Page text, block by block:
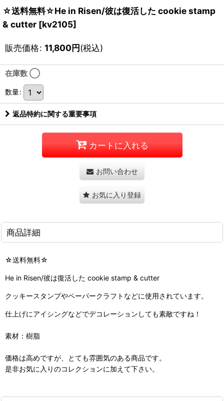
☆送料無料☆He in Risen/彼は復活した cookie stamp
& cutter [kv2105]
販売価格: 11,800円(税込)
在庫数 ◯
数量:
返品特約に関する重要事項
カートに入れる
お問い合わせ
お気に入り登録
商品詳細
☆送料無料☆
He in Risen/彼は復活した cookie stamp & cutter
クッキースタンプやペーパークラフトなどに使用されています。
仕上げにアイシングなどでデコレーションしても素敵ですね！
素材：樹脂
価格は高めですが、とても雰囲気のある商品です。
是非お気に入りのコレクションに加えて下さい。